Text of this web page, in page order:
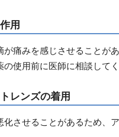
用
が痛みを感じさせることが
の使用前に医師に相談してく
レンズの着用
化させることがあるため、